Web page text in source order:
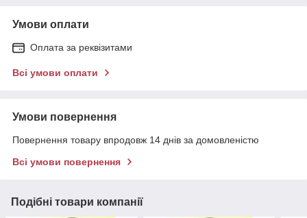
Умови оплати
Оплата за реквізитами
Всі умови оплати
Умови повернення
Повернення товару впродовж 14 днів за домовленістю
Всі умови повернення
Подібні товари компанії